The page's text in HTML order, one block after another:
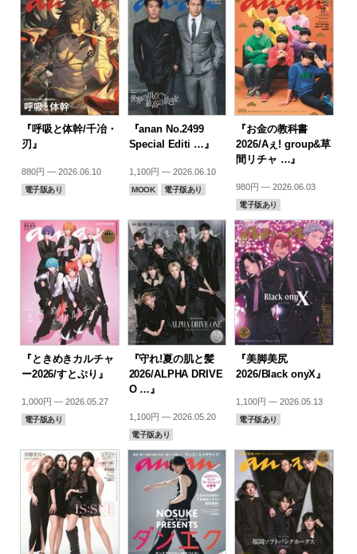
『呼吸と体幹/千冶・
刃』
880円 — 2026.06.10
電子版あり
『anan No.2499
Special Editi …』
1,100円 — 2026.06.10
MOOK 電子版あり
『お金の教科書
2026/Aぇ! group&草
間リチャ …』
980円 — 2026.06.03
電子版あり
『ときめきカルチャ
ー2026/すとぷり』
1,000円 — 2026.05.27
電子版あり
『守れ!夏の肌と髪
2026/ALPHA DRIVE
O …』
1,100円 — 2026.05.20
電子版あり
『美脚美尻
2026/Black onyX』
1,100円 — 2026.05.13
電子版あり